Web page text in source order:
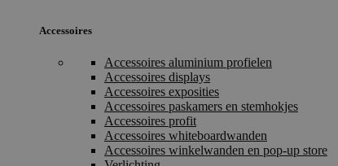
Accessoires
Accessoires aluminium profielen
Accessoires displays
Accessoires exposities
Accessoires paskamers en stemhokjes
Accessoires profit
Accessoires whiteboardwanden
Accessoires winkelwanden en pop-up store